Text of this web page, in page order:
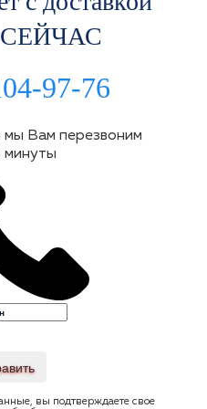
97-76
мы Вам перезвоним
минуты
вы подтверждаете свое